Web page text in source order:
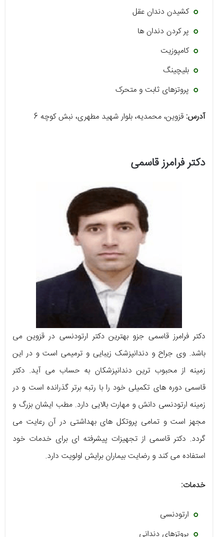
کشیدن دندان عقل
پر کردن دندان ها
کامپوزیت
بلیچینگ
پروتزهای ثابت و متحرک
آدرس: قزوین، محمدیه، بلوار شهید مطهری، نبش کوچه 6
دکتر فرامرز قاسمی
دکتر فرامرز قاسمی جزو بهترین دکتر ارتودنسی در قزوین می
باشد. وی جراح و دندانپزشک زیبایی و ترمیمی است و در این
زمینه از محبوب ترین دندانپزشکان به حساب می آید. دکتر
قاسمی دوره های تکمیلی خود را با رتبه برتر گذرانده است و در
زمینه ارتودنسی دانش و مهارت بالایی دارد. مطب ایشان بزرگ و
مجهز است و تمامی پروتکل های بهداشتی در آن رعایت می
گردد. دکتر قاسمی از تجهیزات پیشرفته ای برای خدمات خود
استفاده می کند و رضایت بیماران برایش اولویت دارد.
خدمات:
ارتودنسی